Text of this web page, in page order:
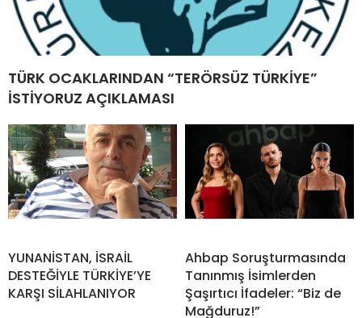
TÜRK OCAKLARINDAN “TERÖRSÜZ TÜRKİYE”
İSTİYORUZ AÇIKLAMASI
YUNANİSTAN, İSRAİL
DESTEĞİYLE TÜRKİYE’YE
KARŞI SİLAHLANIYOR
Ahbap Soruşturmasında
Tanınmış İsimlerden
Şaşırtıcı İfadeler: “Biz de
Mağduruz!”